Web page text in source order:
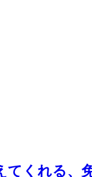
てくれる、